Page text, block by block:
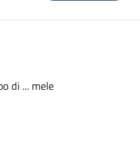
di ... mele